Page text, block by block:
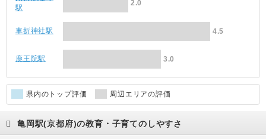
駅
2.0
車折神社駅 4.5
鹿王院駅 3.0
県内のトップ評価 周辺エリアの評価
亀岡駅(京都府)の教育・子育てのしやすさ